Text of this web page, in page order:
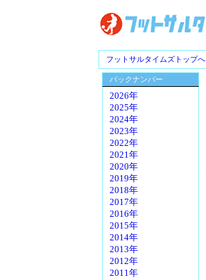
フットサルタイムズトップへ
バックナンバー
2026年
2025年
2024年
2023年
2022年
2021年
2020年
2019年
2018年
2017年
2016年
2015年
2014年
2013年
2012年
2011年